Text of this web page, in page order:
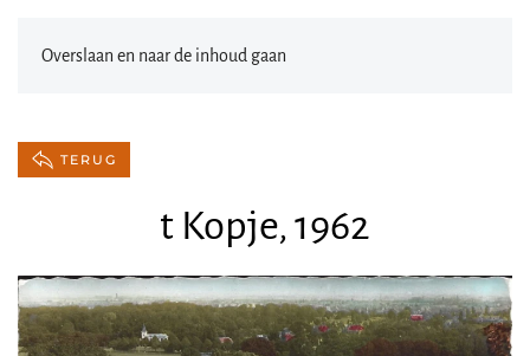
Overslaan en naar de inhoud gaan
TERUG
t Kopje, 1962